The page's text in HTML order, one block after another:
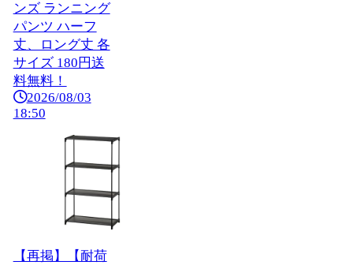
ンズ ランニング
パンツ ハーフ
丈、ロング丈 各
サイズ 180円送
料無料！
2026/08/03
18:50
【再掲】【耐荷